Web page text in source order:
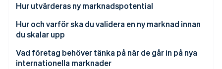
Var exakt när du definierar framgång
Titta efter signaler som stöder din riktning
Börja med det som saknas
Upptäck trendlinjerna tidigt
Använd dina egna data
Strukturera dina resultat
Hur utvärderas ny marknadspotential
Finns det en verklig efterfrågan?
Hur stor är marknaden och växer den?
Vem mer finns redan i marknadssegmentet?
Hur och varför ska du validera en ny marknad innan
du skalar upp
Vad företag behöver tänka på när de går in på nya
internationella marknader